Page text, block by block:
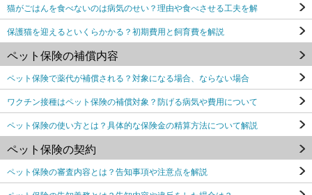
猫がごはんを食べないのは病気のせい？理由や食べさせる工夫を解
保護猫を迎えるといくらかかる？初期費用と飼育費を解説
ペット保険の補償内容
ペット保険で薬代が補償される？対象になる場合、ならない場合
ワクチン接種はペット保険の補償対象？防げる病気や費用について
ペット保険の使い方とは？具体的な保険金の精算方法について解説
ペット保険の契約
ペット保険の審査内容とは？告知事項や注意点を解説